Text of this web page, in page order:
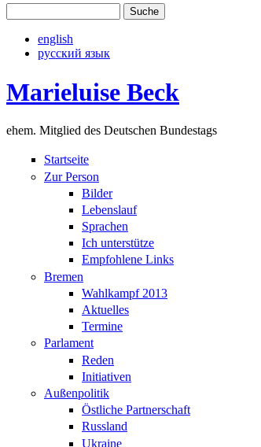
english
русский язык
Marieluise Beck
ehem. Mitglied des Deutschen Bundestags
Startseite
Zur Person
Bilder
Lebenslauf
Sprachen
Ich unterstütze
Empfohlene Links
Bremen
Wahlkampf 2013
Aktuelles
Termine
Parlament
Reden
Initiativen
Außenpolitik
Östliche Partnerschaft
Russland
Ukraine